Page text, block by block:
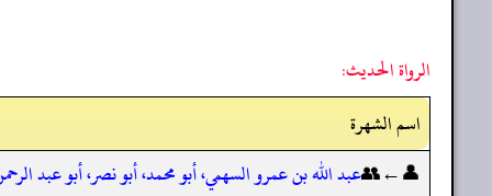
الرواة الحديث:
اسم الشهرة
👤←👥عبد الله بن عمرو السهمي، أبو محمد، أبو نصر، أبو عبد